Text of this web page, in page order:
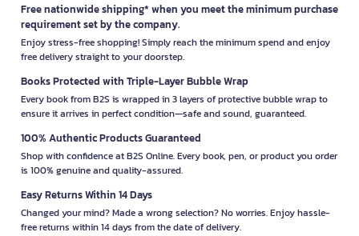
Free nationwide shipping* when you meet the minimum purchase
requirement set by the company.
Enjoy stress-free shopping! Simply reach the minimum spend and enjoy
free delivery straight to your doorstep.
Books Protected with Triple-Layer Bubble Wrap
Every book from B2S is wrapped in 3 layers of protective bubble wrap to
ensure it arrives in perfect condition—safe and sound, guaranteed.
100% Authentic Products Guaranteed
Shop with confidence at B2S Online. Every book, pen, or product you order
is 100% genuine and quality-assured.
Easy Returns Within 14 Days
Changed your mind? Made a wrong selection? No worries. Enjoy hassle-
free returns within 14 days from the date of delivery.